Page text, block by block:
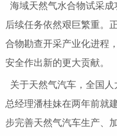
海域天然气水合物试采成
后续任务依然艰巨繁重。
合物勘查开采产业化进程
安全作出新的更大贡献。
关于天然气汽车，全国
总经理潘桂妹在两年前就
步完善天然气汽车生产、